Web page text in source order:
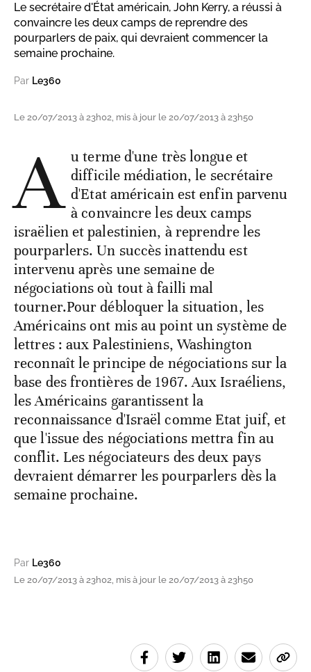
Le secrétaire d'État américain, John Kerry, a réussi à
convaincre les deux camps de reprendre des
pourparlers de paix, qui devraient commencer la
semaine prochaine.
Par Le360
Le 20/07/2013 à 23h02, mis à jour le 20/07/2013 à 23h50
A u terme d'une très longue et
difficile médiation, le secrétaire
d'Etat américain est enfin parvenu
à convaincre les deux camps
israëlien et palestinien, à reprendre les
pourparlers. Un succès inattendu est
intervenu après une semaine de
négociations où tout à failli mal
tourner.Pour débloquer la situation, les
Américains ont mis au point un système de
lettres : aux Palestiniens, Washington
reconnaît le principe de négociations sur la
base des frontières de 1967. Aux Israéliens,
les Américains garantissent la
reconnaissance d'Israël comme Etat juif, et
que l'issue des négociations mettra fin au
conflit. Les négociateurs des deux pays
devraient démarrer les pourparlers dès la
semaine prochaine.
Par Le360
Le 20/07/2013 à 23h02, mis à jour le 20/07/2013 à 23h50